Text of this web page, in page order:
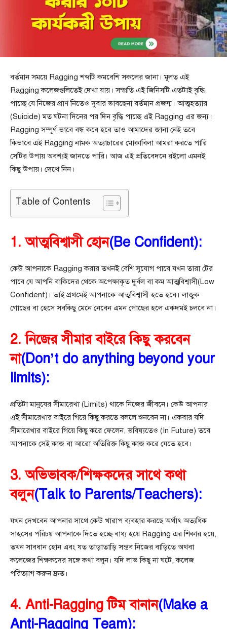
বর্তমান সময়ে Ragging শব্দটি কমবেশি সকলের জানা। মূলত এই
Ragging কলেজগুলিতেই দেখা যায়। সম্প্রতি এই জিনিসটি এতটাই বৃদ্ধি
পাচ্ছে যে নিজের প্রাণ নিতেও দুবার ভাবছেনা বর্তমান প্রজন্ম। আত্মহত্যার
(Suicide) মত ঘটনা দিনের পর দিন বৃদ্ধি পাচ্ছে এই Ragging এর জন্য।
Ragging সম্পূর্ণ ভাবে বন্ধ কবে হবে তাও আমাদের জানা নেই তবে
কিভাবে এই Ragging নামক অত্যাচারের মোকাবিলা আমরা করতে পারি
সেটির উপায় অবশ্যই জানতে পারি। আজ এই প্রতিবেদনে রইলো এমনই
কিছু উপায়। দেখে নিন।
Table of Contents
1. আত্মবিশ্বাসী হোন(Be Confident):
কেউ আপনাকে Ragging করার তখনই বেশি সুযোগ পাবে যখন তারা টের
পাবে যে আপনি বাকিদের থেকে অপেক্ষাকৃত দুর্বল বা কম আত্মবিশ্বাসী(Low
Confident)। তাই প্রথমেই আপনাকে আত্মবিশ্বাসী হতে হবে। লাজুক
গোছের বা হেসে সবকিছু মেনে নেবেন এমন গোছের হলে একদমই চলবে না।
2. নিজের সীমার বাইরে কিছু করবেন
না(Don’t do anything beyond your
limits):
প্রতিটা মানুষের সীমারেখা (Limits) থাকে নিজের জীবনে। কেউ আপনার
এই সীমারেখার বাইরে গিয়ে কিছু করতে বললে শুনবেন না। একবার যদি
সীমারেখার বাইরে গিয়ে কিছু করে ফেলেন, ভবিষ্যতেও (In Future) তবে
আপনাকে সেই কাজ বা আরো অতিরিক্ত কিছু কাজ করে যেতে হবে।
3. অভিভাবক/শিক্ষকদের সাথে কথা
বলুন(Talk to Parents/Teachers):
যখন দেখবেন আপনার সাথে কেউ খারাপ ব্যবহার করছে অর্থাৎ অত্যধিক
সাহসের পরিচয় আপনাকে দিতে হচ্ছে বাধ্য হয়ে Ragging এর শিকার হয়ে,
তখন সাবধান হোন এবং যত তাড়াতাড়ি সম্ভব নিজের বাড়িতে অথবা
কলেজের শিক্ষকদের সঙ্গে কথা বলুন। যদি লাভ কিছু না ঘটে, কলেজ
পরিত্যাগ করুন দ্রুত।
4. Anti-Ragging টিম বানান(Make a
Anti-Ragging Team):